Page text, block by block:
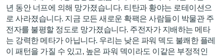
년 동안 너프에 의해 망가졌습니다. 티탄과 황야는 로테이션으
로 사라졌습니다. 지금 모든 새로운 확팩은 사람들이 박물관 주
전자를 불평할 정도로 망가졌습니다. 주전자가 지배하는 메타
는 강력한 메타가 아닙니다. 우리는 낮은 파워 덱도 불쾌한 플레
이 패턴을 가질 수 있고, 높은 파워 덱이라도 이같은 부정적인